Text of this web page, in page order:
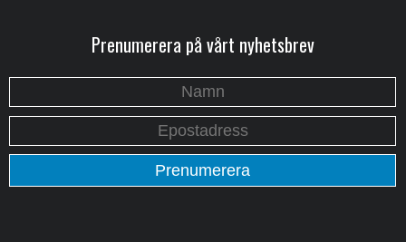
Prenumerera på vårt nyhetsbrev